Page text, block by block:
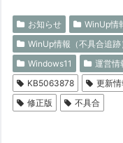
お知らせ
WinUp情
WinUp情報（不具合追跡
Windows11
運営情
KB5063878
更新情
修正版
不具合